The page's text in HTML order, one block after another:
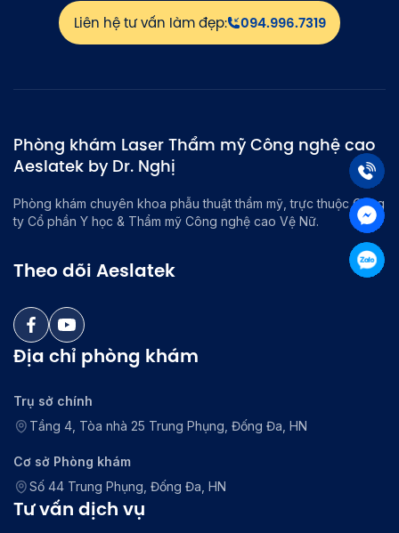
Liên hệ tư vấn làm đẹp: 094.996.7319
Phòng khám Laser Thẩm mỹ Công nghệ cao
Aeslatek by Dr. Nghị
Phòng khám chuyên khoa phẫu thuật thẩm mỹ, trực thuộc Công
ty Cổ phần Y học & Thẩm mỹ Công nghệ cao Vệ Nữ.
Theo dõi Aeslatek
Địa chỉ phòng khám
Trụ sở chính
Tầng 4, Tòa nhà 25 Trung Phụng, Đống Đa, HN
Cơ sở Phòng khám
Số 44 Trung Phụng, Đống Đa, HN
Tư vấn dịch vụ